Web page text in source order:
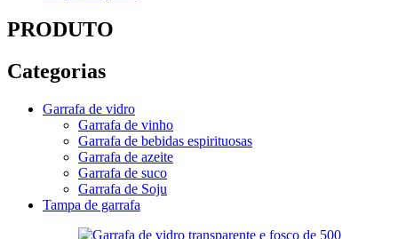
PRODUTO
Categorias
Garrafa de vidro
Garrafa de vinho
Garrafa de bebidas espirituosas
Garrafa de azeite
Garrafa de suco
Garrafa de Soju
Tampa de garrafa